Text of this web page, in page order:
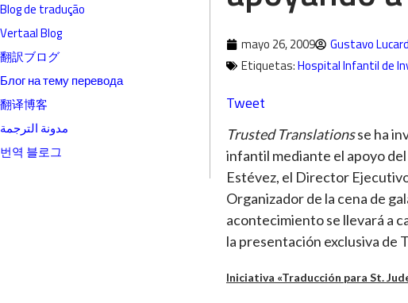
Blog de tradução
Vertaal Blog
翻訳ブログ
Блог на тему перевода
翻译博客
مدونة الترجمة
번역 블로그
mayo 26, 2009
Gustavo
Etiquetas:Hospital Infantil de
Tweet
Trusted Translationsse ha
infantil mediante el apoyo
Estévez, el Director
Organizador de la cena de
acontecimiento se llevará a
la presentación exclusiva de
Iniciativa «Traducción para St.